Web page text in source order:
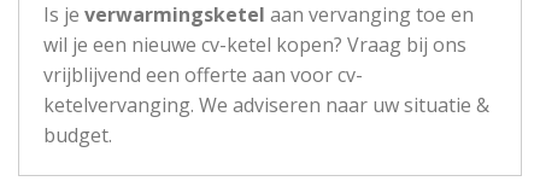
Is je verwarmingsketel aan vervanging toe en
wil je een nieuwe cv-ketel kopen? Vraag bij ons
vrijblijvend een offerte aan voor cv-
ketelvervanging. We adviseren naar uw situatie &
budget.